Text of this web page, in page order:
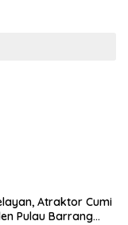
Atraktor Cumi
Pulau Barrang